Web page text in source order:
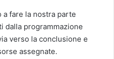
a fare la nostra parte
dalla programmazione
verso la conclusione e
assegnate.